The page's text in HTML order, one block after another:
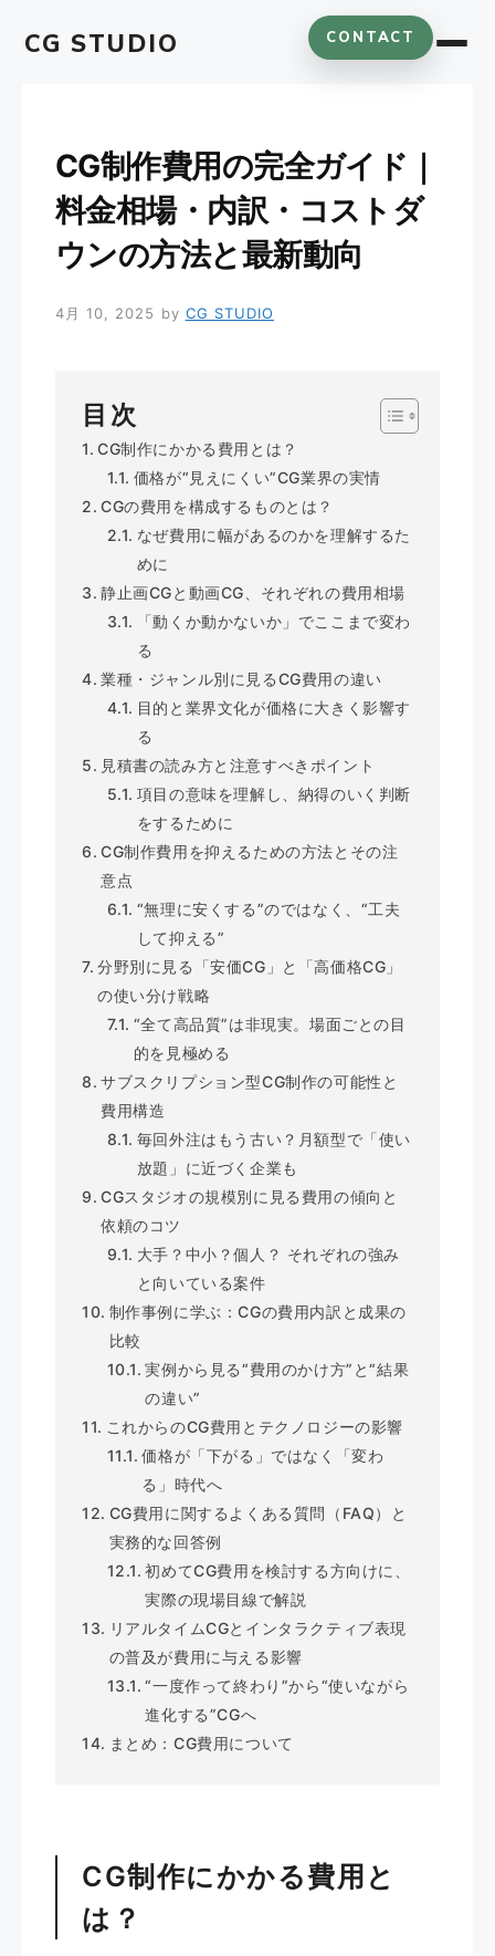
CG STUDIO CONTACT
CG制作費用の完全ガイド｜
料金相場・内訳・コストダ
ウンの方法と最新動向
4月 10, 2025 by CG STUDIO
目次
CG制作にかかる費用とは？
価格が“見えにくい”CG業界の実情
CGの費用を構成するものとは？
なぜ費用に幅があるのかを理解するた
めに
静止画CGと動画CG、それぞれの費用相場
「動くか動かないか」でここまで変わ
る
業種・ジャンル別に見るCG費用の違い
目的と業界文化が価格に大きく影響す
る
見積書の読み方と注意すべきポイント
項目の意味を理解し、納得のいく判断
をするために
CG制作費用を抑えるための方法とその注
意点
“無理に安くする”のではなく、“工夫
して抑える”
分野別に見る「安価CG」と「高価格CG」
の使い分け戦略
“全て高品質”は非現実。場面ごとの目
的を見極める
サブスクリプション型CG制作の可能性と
費用構造
毎回外注はもう古い？月額型で「使い
放題」に近づく企業も
CGスタジオの規模別に見る費用の傾向と
依頼のコツ
大手？中小？個人？ それぞれの強み
と向いている案件
制作事例に学ぶ：CGの費用内訳と成果の
比較
実例から見る“費用のかけ方”と“結果
の違い”
これからのCG費用とテクノロジーの影響
価格が「下がる」ではなく「変わ
る」時代へ
CG費用に関するよくある質問（FAQ）と
実務的な回答例
初めてCG費用を検討する方向けに、
実際の現場目線で解説
リアルタイムCGとインタラクティブ表現
の普及が費用に与える影響
“一度作って終わり”から“使いながら
進化する”CGへ
まとめ：CG費用について
CG制作にかかる費用と
は？